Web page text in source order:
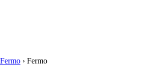
Fermo › Fermo